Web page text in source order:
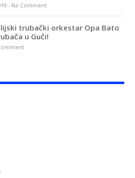
- No Comment
trubački orkestar Opa Bato
u Guči!